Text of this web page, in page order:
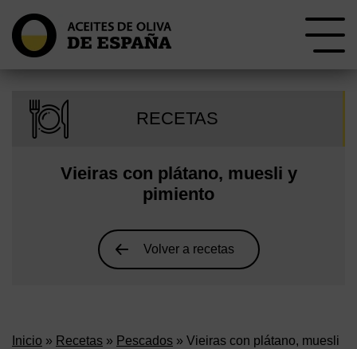
RECETAS
Vieiras con plátano, muesli y
pimiento
Volver a recetas
Inicio » Recetas » Pescados » Vieiras con plátano, muesli